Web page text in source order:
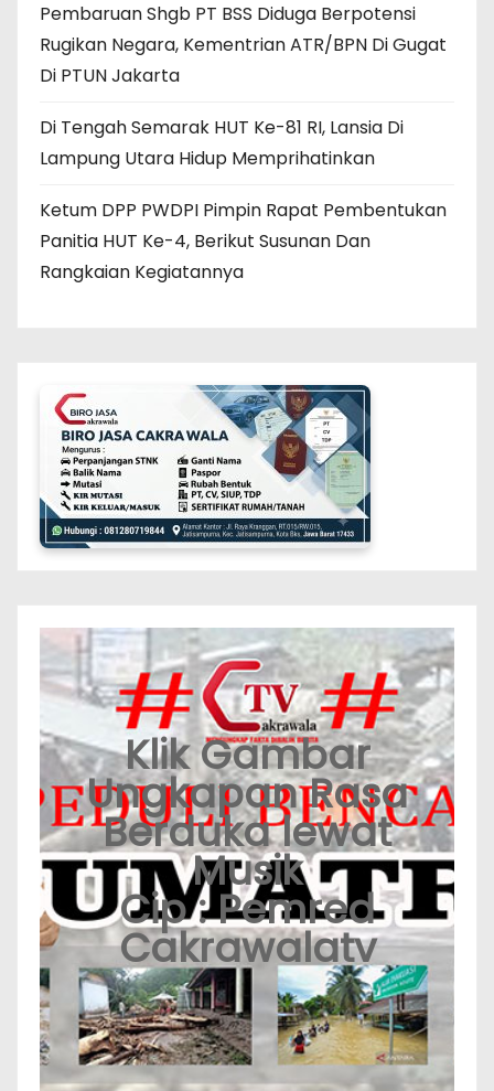
Pembaruan Shgb PT BSS Diduga Berpotensi
Rugikan Negara, Kementrian ATR/BPN Di Gugat
Di PTUN Jakarta
Di Tengah Semarak HUT Ke-81 RI, Lansia Di
Lampung Utara Hidup Memprihatinkan
Ketum DPP PWDPI Pimpin Rapat Pembentukan
Panitia HUT Ke-4, Berikut Susunan Dan
Rangkaian Kegiatannya
Klik Gambar
Ungkapan Rasa
Berduka lewat
Musik
Cip : Pemred
Cakrawalatv